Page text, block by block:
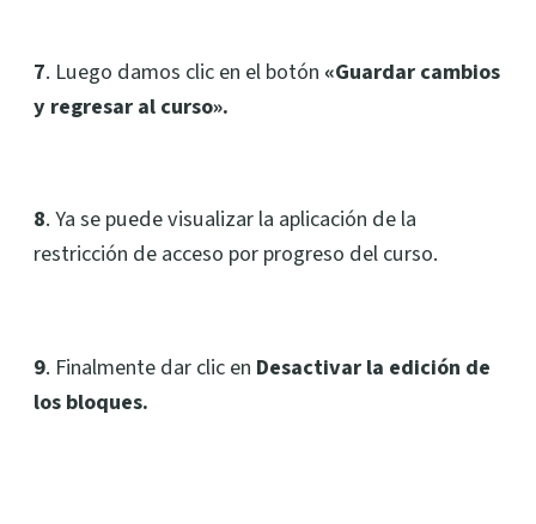
7. Luego damos clic en el botón «Guardar cambios
y regresar al curso».
8. Ya se puede visualizar la aplicación de la
restricción de acceso por progreso del curso.
9. Finalmente dar clic en Desactivar la edición de
los bloques.